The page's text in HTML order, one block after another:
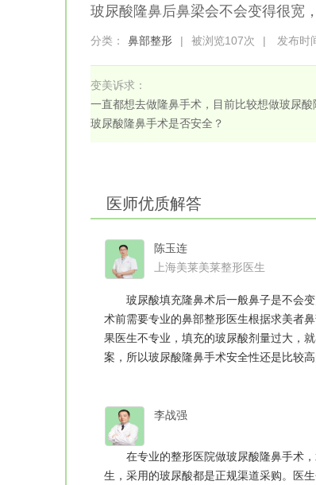
玻尿酸隆鼻后鼻梁会不会变得很宽
分类： 鼻部整形 | 被浏览107次 | 发布时
变美诉求：
一直都想去做隆鼻手术，目前比较想做玻尿
玻尿酸隆鼻手术是否安全？
医师优质解答
陈玉连
上海美莱美莱整形医生
玻尿酸填充隆鼻术后一般鼻子是不会变
术前需要专业的鼻部整形医生根据求美者
果医生不专业，填充的玻尿酸剂量过大，
案，所以玻尿酸隆鼻手术安全性还是比较
李战强
在专业的整形医院做玻尿酸隆鼻手术，
生，采用的玻尿酸都是正规渠道采购。医